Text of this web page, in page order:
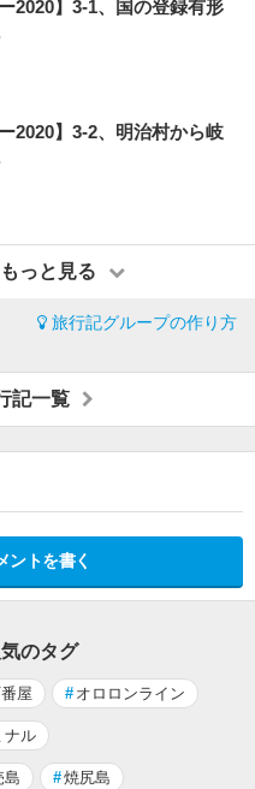
2020】3-1、国の登録有形
2020】3-2、明治村から岐
っと見る
旅行記グループの作り方
記一覧
ントを書く
のタグ
屋 # オロロンライン
ナル
島 #焼尻島